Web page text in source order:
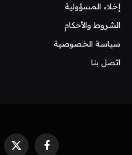
إخلاء المسؤولية
الشروط والأحكام
سياسة الخصوصية
اتصل بنا
فيسبوك X